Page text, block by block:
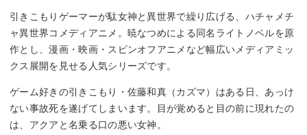
引きこもりゲーマーが駄女神と異世界で繰り広げる、ハチャメチ
ャ異世界コメディアニメ。暁なつめによる同名ライトノベルを原
作とし、漫画・映画・スピンオフアニメなど幅広いメディアミッ
クス展開を見せる人気シリーズです。
ゲーム好きの引きこもり・佐藤和真（カズマ）はある日、あっけ
ない事故死を遂げてしまいます。目が覚めると目の前に現れたの
は、アクアと名乗る口の悪い女神。